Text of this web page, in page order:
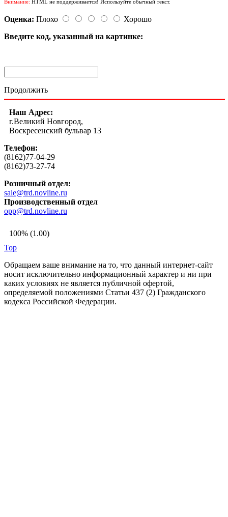
Внимание: HTML не поддерживается! Используйте обычный текст.
Оценка: Плохо
Хорошо
Введите код, указанный на картинке:
Продолжить
Наш Адрес:
г.Великий Новгород,
Воскресенский бульвар 13
Телефон:
(8162)77-04-29
(8162)73-27-74
Розничный отдел:
sale@trd.novline.ru
Производственный отдел
opp@trd.novline.ru
100% (1.00)
Top
Обращаем ваше внимание на то, что данный интернет-сайт
носит исключительно информационный характер и ни при
каких условиях не является публичной офертой,
определяемой положениями Статьи 437 (2) Гражданского
кодекса Российской Федерации.